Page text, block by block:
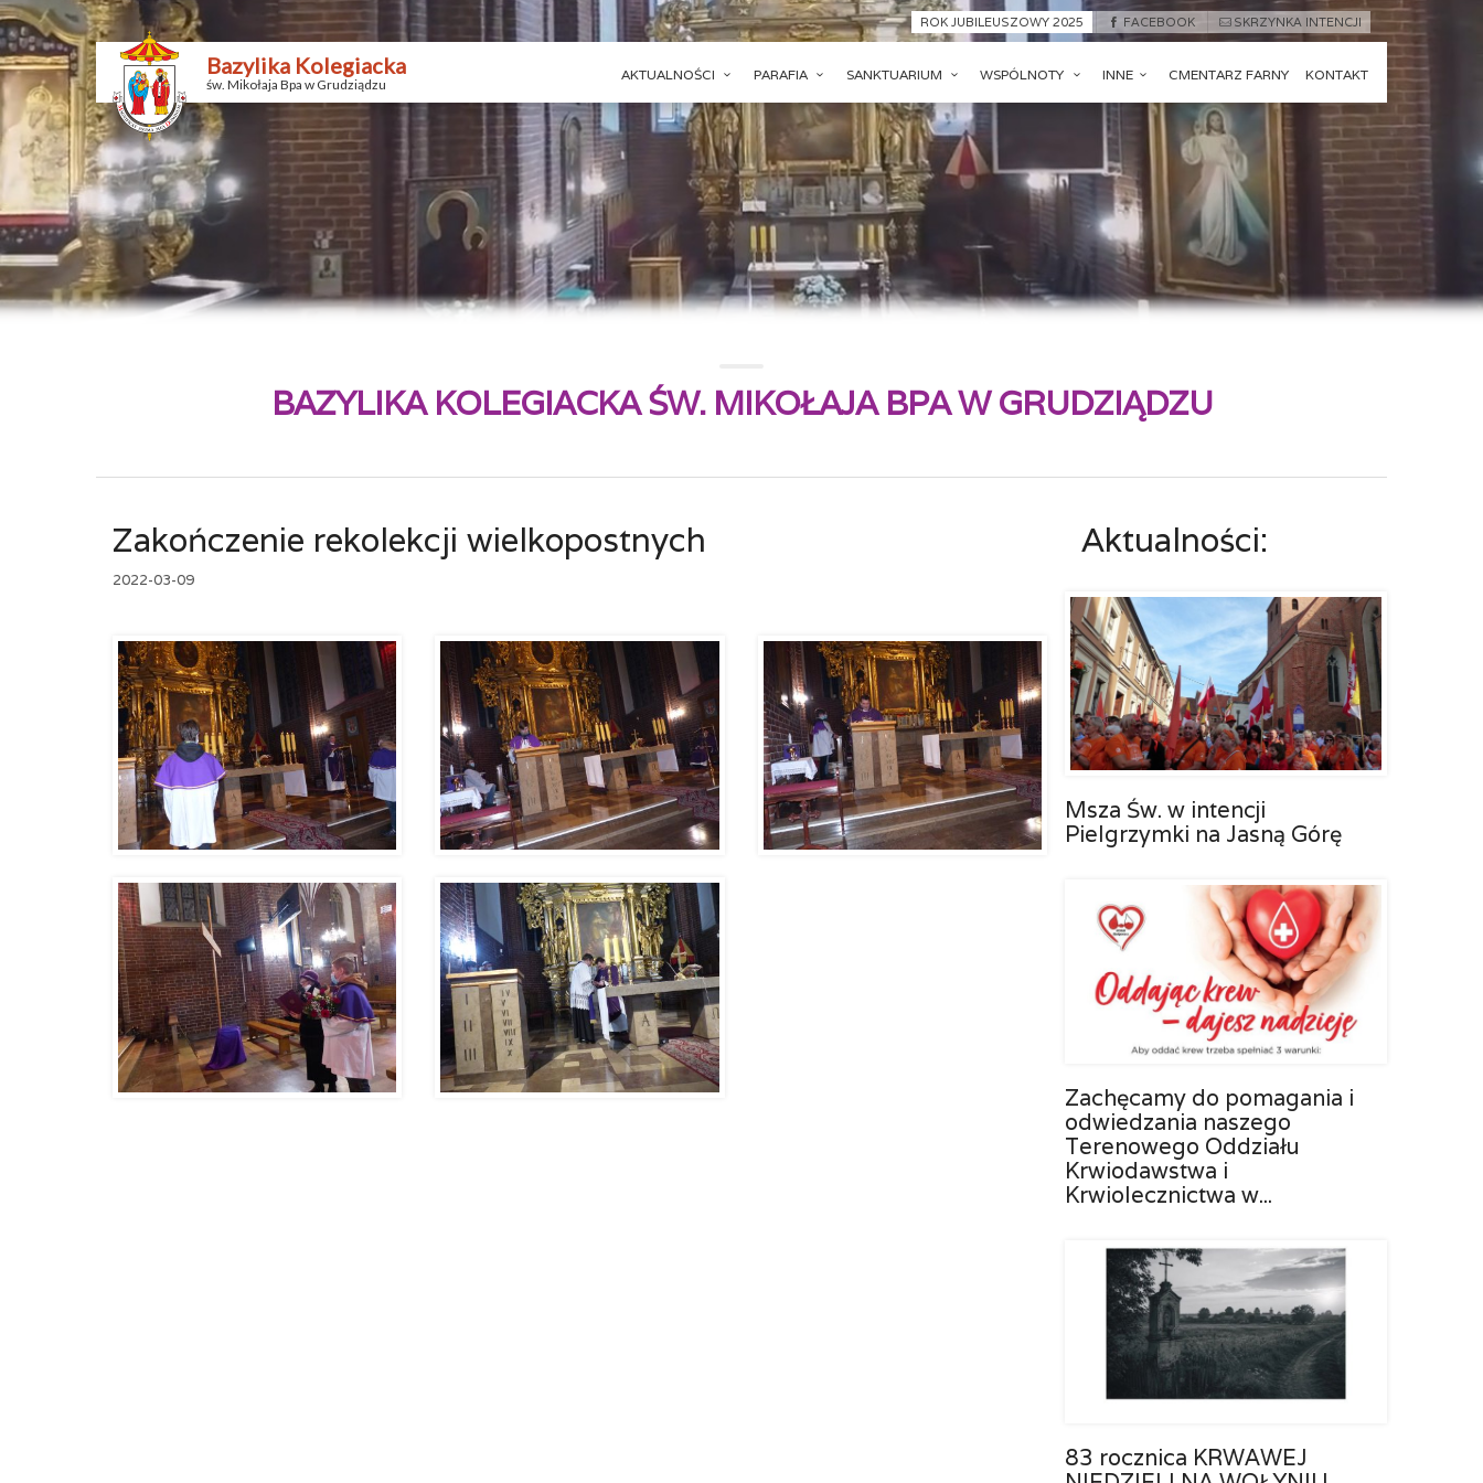
ROK JUBILEUSZOWY 2025 FACEBOOK SKRZYNKA INTENCJI
Bazylika Kolegiacka
św. Mikołaja Bpa w Grudziądzu
AKTUALNOŚCI PARAFIA SANKTUARIUM WSPÓLNOTY INNE CMENTARZ FARNY KONTAKT
BAZYLIKA KOLEGIACKA ŚW. MIKOŁAJA BPA W GRUDZIĄDZU
Zakończenie rekolekcji wielkopostnych
2022-03-09
Aktualności:
Msza Św. w intencji
Pielgrzymki na Jasną Górę
Zachęcamy do pomagania i
odwiedzania naszego
Terenowego Oddziału
Krwiodawstwa i
Krwiolecznictwa w...
83 rocznica KRWAWEJ